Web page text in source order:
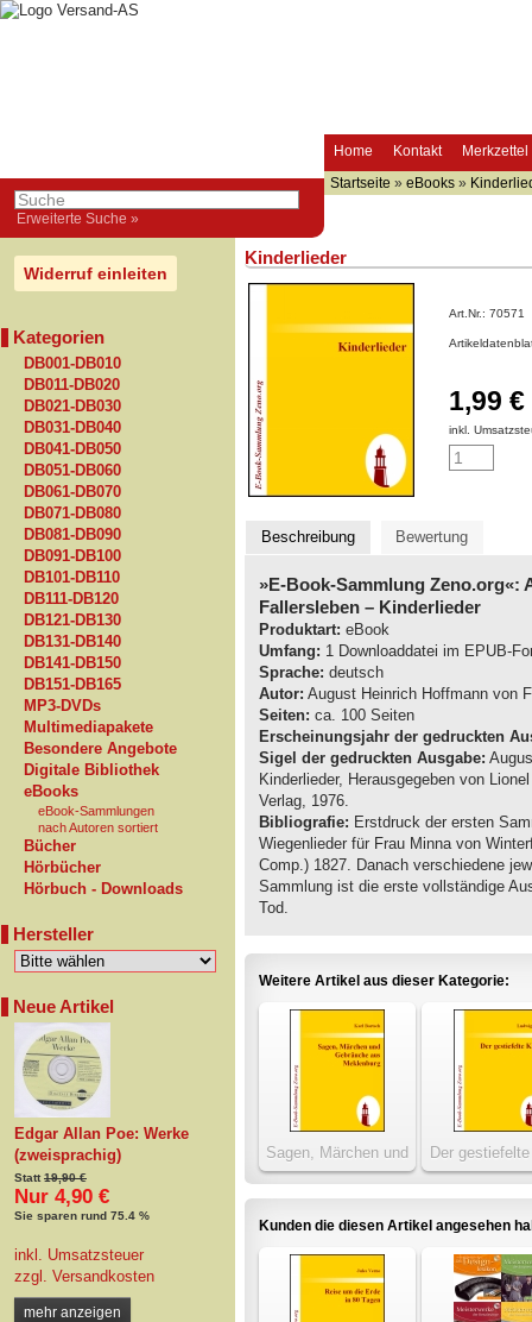
Home Kontakt Merkzettel
Erweiterte Suche »
Startseite » eBooks »
Widerruf einleiten
Kategorien
DB001-DB010
DB011-DB020
DB021-DB030
DB031-DB040
DB041-DB050
DB051-DB060
DB061-DB070
DB071-DB080
DB081-DB090
DB091-DB100
DB101-DB110
DB111-DB120
DB121-DB130
DB131-DB140
DB141-DB150
DB151-DB165
MP3-DVDs
Multimediapakete
Besondere Angebote
Digitale Bibliothek
eBooks
eBook-Sammlungen
nach Autoren sortiert
Bücher
Hörbücher
Hörbuch - Downloads
Hersteller
Neue Artikel
Edgar Allan Poe: Werke
(zweisprachig)
Statt19,90 €
Nur 4,90 €
Sie sparen rund 75.4 %
inkl. Umsatzsteuer
zzgl. Versandkosten
mehr anzeigen
Kinderlieder
Art.Nr.: 70571
1,99 €
inkl.
Beschreibung Bewertung
»E-Book-Sammlung Zeno.org«:
Fallersleben – Kinderlieder
Produktart: eBook
Umfang: 1 Downloaddatei im EPUB-
Sprache: deutsch
Autor: August Heinrich Hoffmann von
Seiten: ca. 100 Seiten
Erscheinungsjahr der gedruckten
Sigel der gedruckten Ausgabe:
Kinderlieder, Herausgegeben von
Verlag, 1976.
Bibliografie: Erstdruck der ersten
Wiegenlieder für Frau Minna von
Comp.) 1827. Danach verschiedene
Sammlung ist die erste vollständige
Tod.
Weitere Artikel aus dieser Kategorie:
Sagen, Märchen und
Gebräuche aus
Meklenburg
Der
Kunden die diesen Artikel angesehen